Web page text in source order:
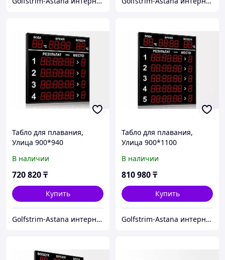
Табло для плавания,
Улица 900*940
В наличии
720 820₸
Купить
Golfstrim-Astana интернет-магазин: бассейны, сауны, бани, фитобочки, купели, системы обогрева
Табло для плавания,
Улица 900*1100
В наличии
810 980₸
Купить
Golfstrim-Astana интернет-магазин: бассейны, сауны, бани, фитобочки, купели, системы обогрева